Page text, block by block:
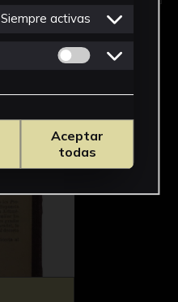
Siempre activas
Permitir cookies
Aceptar
todas